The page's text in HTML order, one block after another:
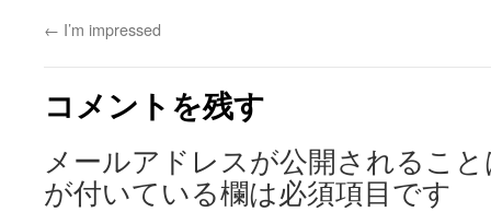
← I’m impressed
コメントを残す
メールアドレスが公開されるこ
が付いている欄は必須項目です